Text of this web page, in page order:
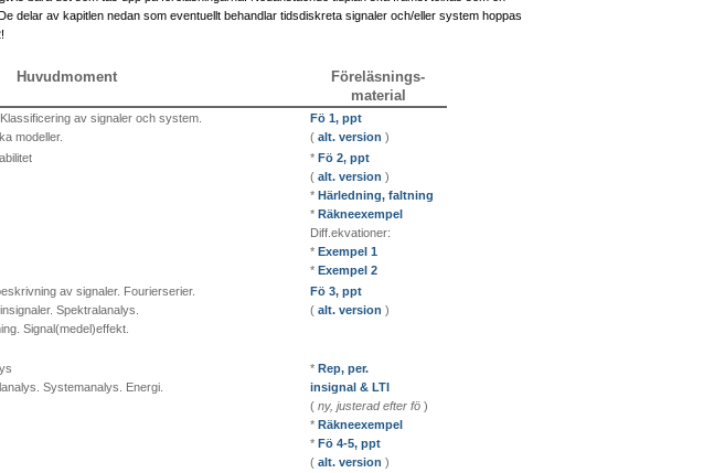
delar av kapitlen nedan som eventuellt behandlar tidsdiskreta signaler och/eller system hoppas
Huvudmoment
Föreläsnings-
material
Klassificering av signaler och system.
modeller.
Fö 1, ppt
(alt. version)
*Fö 2, ppt
(alt. version)
*Härledning, faltning
*Räkneexempel
Diff.ekvationer:
*Exempel 1
*Exempel 2
av signaler. Fourierserier.
Spektralanalys.
Signal(medel)effekt.
Fö 3, ppt
(alt. version)
Systemanalys. Energi.
*Rep, per.
insignal & LTI
(ny, justerad efter fö)
*Räkneexempel
*Fö 4-5, ppt
(alt. version)